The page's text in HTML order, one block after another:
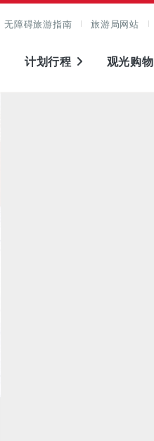
无障碍旅游指南 旅游局网站
计划行程 观光购物